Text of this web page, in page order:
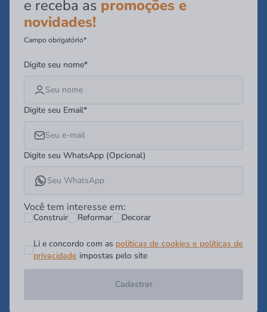
e receba as promoções e
novidades!
Campo obrigatório*
Digite seu nome*
Digite seu Email*
Digite seu WhatsApp (Opcional)
Você tem interesse em:
Construir Reformar Decorar
Li e concordo com as politicas de cookies e políticas de
privacidade impostas pelo site
Cadastrar